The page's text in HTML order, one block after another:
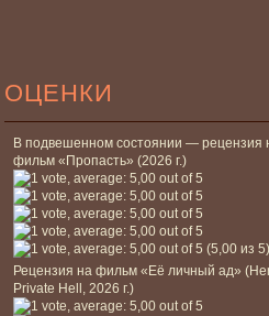
ОЦЕНКИ
В подвешенном состоянии — рецензия
фильм «Пропасть» (2026 г.)
(5,00 из 5)
Рецензия на фильм «Её личный ад»
Private Hell, 2026 г.)